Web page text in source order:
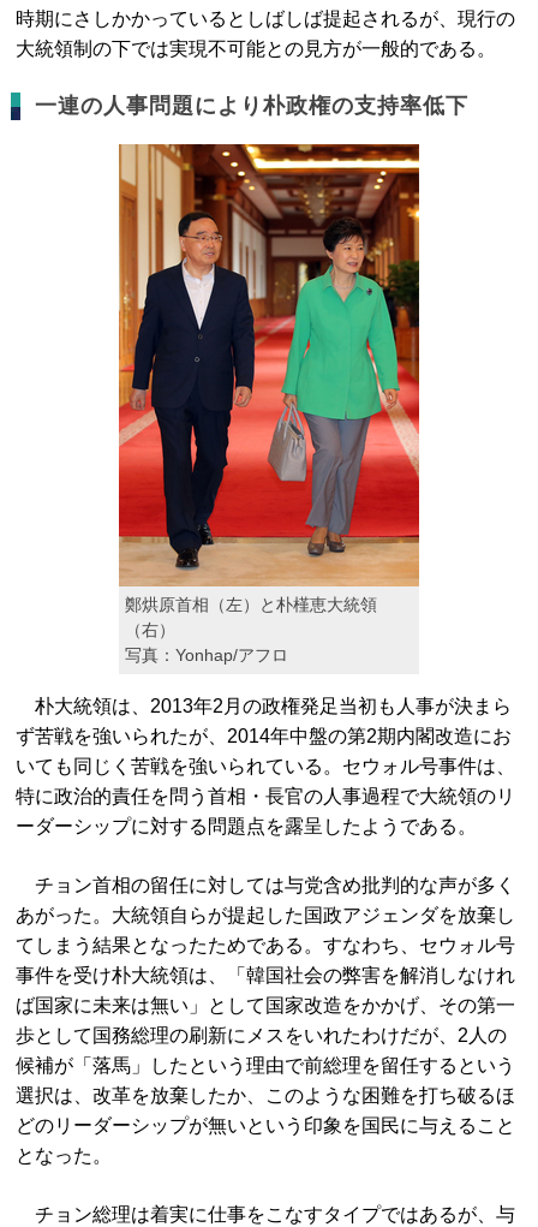
時期にさしかかっているとしばしば提起されるが、現行の
大統領制の下では実現不可能との見方が一般的である。
一連の人事問題により朴政権の支持率低下
鄭烘原首相（左）と朴槿恵大統領
（右）
写真：Yonhap/アフロ
朴大統領は、2013年2月の政権発足当初も人事が決まら
ず苦戦を強いられたが、2014年中盤の第2期内閣改造にお
いても同じく苦戦を強いられている。セウォル号事件は、
特に政治的責任を問う首相・長官の人事過程で大統領のリ
ーダーシップに対する問題点を露呈したようである。
チョン首相の留任に対しては与党含め批判的な声が多く
あがった。大統領自らが提起した国政アジェンダを放棄し
てしまう結果となったためである。すなわち、セウォル号
事件を受け朴大統領は、「韓国社会の弊害を解消しなけれ
ば国家に未来は無い」として国家改造をかかげ、その第一
歩として国務総理の刷新にメスをいれたわけだが、2人の
候補が「落馬」したという理由で前総理を留任するという
選択は、改革を放棄したか、このような困難を打ち破るほ
どのリーダーシップが無いという印象を国民に与えること
となった。
チョン総理は着実に仕事をこなすタイプではあるが、与